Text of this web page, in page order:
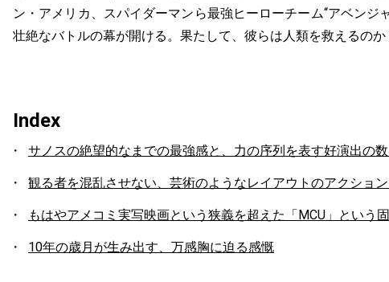
ン・アメリカ、スパイダーマンら最強ヒーローチーム“アベンジ
壮絶なバトルの幕が開ける。果たして、彼らは人類を救えるのか
Index
サノスの絶望的なまでの最強感と、力の序列を表す好演出の数
観る者を混乱させない、芸術のようなレイアウトのアクショ
もはやアメコミ実写映画という狭義を超えた「MCU」という
10年の歳月が生み出す、万感胸に迫る感慨